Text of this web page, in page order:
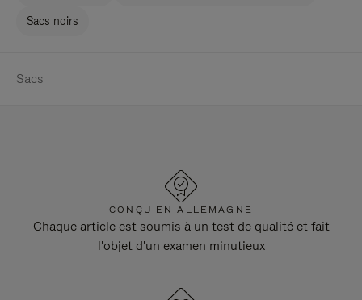
Sacs noirs
Sacs
CONÇU EN ALLEMAGNE
Chaque article est soumis à un test de qualité et fait
l'objet d'un examen minutieux